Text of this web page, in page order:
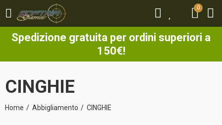
0
Spedizione gratuita per ordini superiori a
150€!
0
CINGHIE
Home Abbigliamento CINGHIE